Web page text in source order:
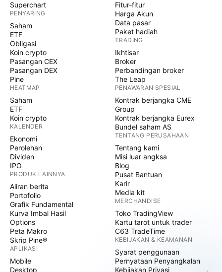
Superchart
PENYARING
Saham
ETF
Obligasi
Koin crypto
Pasangan CEX
Pasangan DEX
Pine
HEATMAP
Saham
ETF
Koin crypto
KALENDER
Ekonomi
Perolehan
Dividen
IPO
PRODUK LAINNYA
Aliran berita
Portofolio
Grafik Fundamental
Kurva Imbal Hasil
Options
Peta Makro
Skrip Pine®
APLIKASI
Mobile
Desktop
Fitur-fitur
Harga Akun
Data pasar
Paket hadiah
TRADING
Ikhtisar
Broker
Perbandingan broker
The Leap
PENAWARAN SPESIAL
Kontrak berjangka CME
Group
Kontrak berjangka Eurex
Bundel saham AS
TENTANG PERUSAHAAN
Tentang kami
Misi luar angksa
Blog
Pusat Bantuan
Karir
Media kit
MERCHANDISE
Toko TradingView
Kartu tarot untuk trader
C63 TradeTime
KEBIJAKAN & KEAMANAN
Syarat penggunaan
Pernyataan Penyangkalan
Kebijakan Privasi